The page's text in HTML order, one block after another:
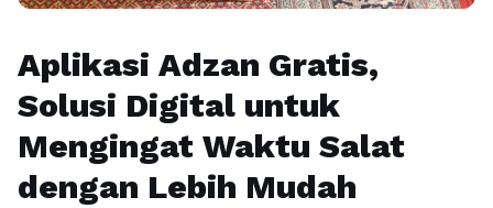
Aplikasi Adzan Gratis,
Solusi Digital untuk
Mengingat Waktu Salat
dengan Lebih Mudah